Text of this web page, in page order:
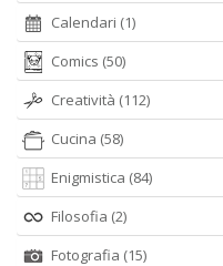
Calendari (1)
Comics (50)
Creatività (112)
Cucina (58)
Enigmistica (84)
Filosofia (2)
Fotografia (15)